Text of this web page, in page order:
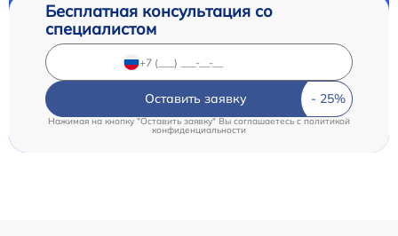
Бесплатная консультация со
специалистом
Оставить заявку
Нажимая на кнопку "Оставить заявку" Вы соглашаетесь c политикой
конфиденциальности